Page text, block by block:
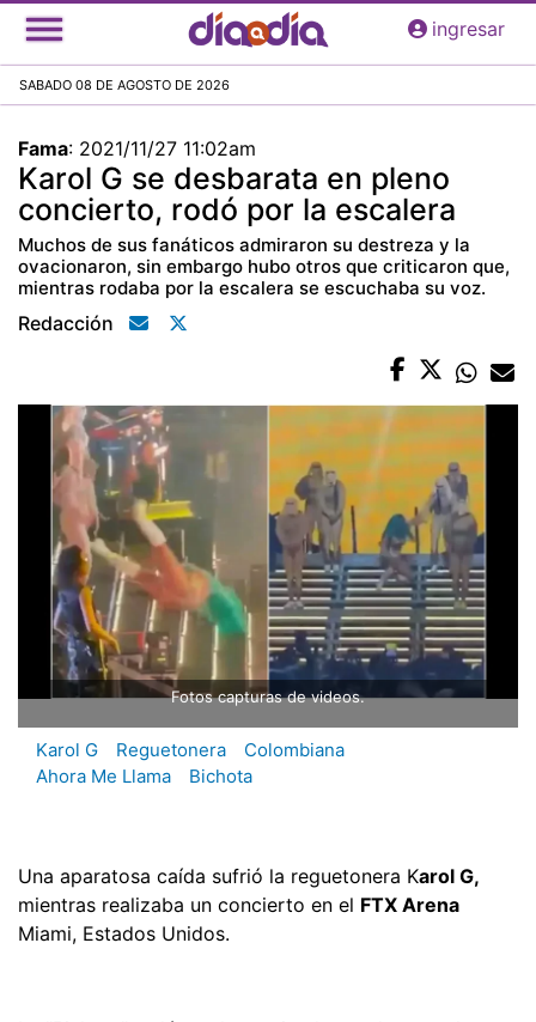
Pasar
al
principal
ingresar
SABADO 08 DE AGOSTO DE 2026
Fama: 2021/11/27 11:02am
Karol G se desbarata en pleno
concierto, rodó por la escalera
Muchos de sus fanáticos admiraron su destreza y la
ovacionaron, sin embargo hubo otros que criticaron que,
mientras rodaba por la escalera se escuchaba su voz.
Redacción
Fotos capturas de videos.
Karol G Reguetonera
Colombiana
Ahora Me Llama
Bichota
Una aparatosa caída sufrió la reguetonera Karol G,
mientras realizaba un concierto en el FTX Arena
Miami, Estados Unidos.